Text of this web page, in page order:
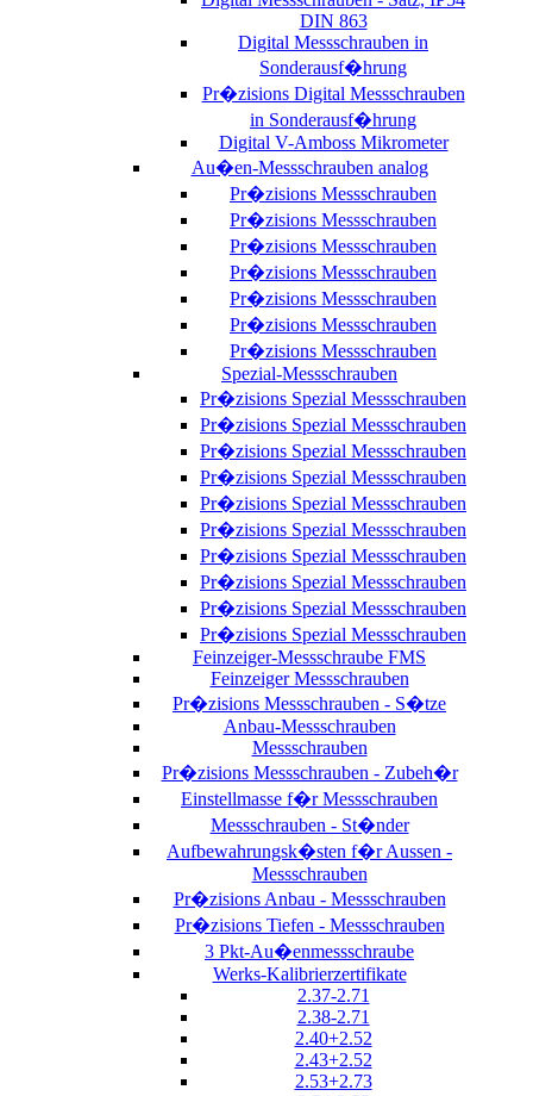
DIN 863
Digital Messschrauben in
Sonderausf�hrung
Pr�zisions Digital Messschrauben
in Sonderausf�hrung
Digital V-Amboss Mikrometer
Au�en-Messschrauben analog
Pr�zisions Messschrauben
Pr�zisions Messschrauben
Pr�zisions Messschrauben
Pr�zisions Messschrauben
Pr�zisions Messschrauben
Pr�zisions Messschrauben
Pr�zisions Messschrauben
Spezial-Messschrauben
Pr�zisions Spezial Messschrauben
Pr�zisions Spezial Messschrauben
Pr�zisions Spezial Messschrauben
Pr�zisions Spezial Messschrauben
Pr�zisions Spezial Messschrauben
Pr�zisions Spezial Messschrauben
Pr�zisions Spezial Messschrauben
Pr�zisions Spezial Messschrauben
Pr�zisions Spezial Messschrauben
Pr�zisions Spezial Messschrauben
Feinzeiger-Messschraube FMS
Feinzeiger Messschrauben
Pr�zisions Messschrauben - S�tze
Anbau-Messschrauben
Messschrauben
Pr�zisions Messschrauben - Zubeh�r
Einstellmasse f�r Messschrauben
Messschrauben - St�nder
Aufbewahrungsk�sten f�r Aussen -
Messschrauben
Pr�zisions Anbau - Messschrauben
Pr�zisions Tiefen - Messschrauben
3 Pkt-Au�enmessschraube
Werks-Kalibrierzertifikate
2.37-2.71
2.38-2.71
2.40+2.52
2.43+2.52
2.53+2.73